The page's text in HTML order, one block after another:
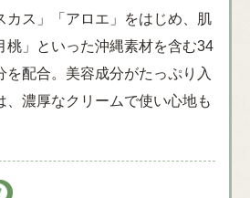
カス」「アロエ」をはじめ、肌
桃」といった沖縄素材を含む34
を配合。美容成分がたっぷり入
、濃厚なクリームで使い心地も